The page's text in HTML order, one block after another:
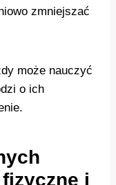
zmniejszać
może nauczyć
o ich
i